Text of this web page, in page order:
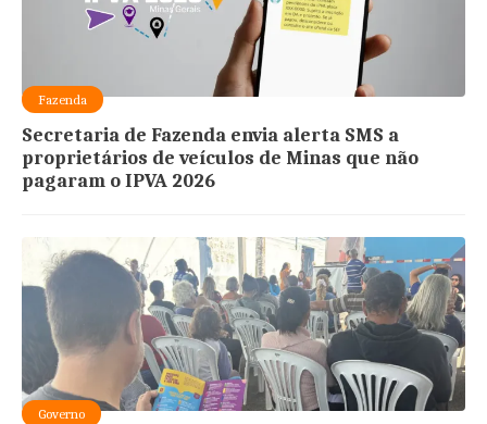
Fazenda
Secretaria de Fazenda envia alerta SMS a
proprietários de veículos de Minas que não
pagaram o IPVA 2026
Governo